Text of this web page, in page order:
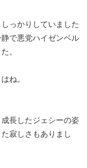
っかりしていました
で悪党ハイゼンベル
。
ね。
長したジェシーの姿
寂しさもありまし